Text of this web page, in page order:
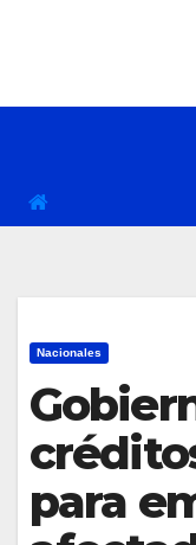
Nacionales
para